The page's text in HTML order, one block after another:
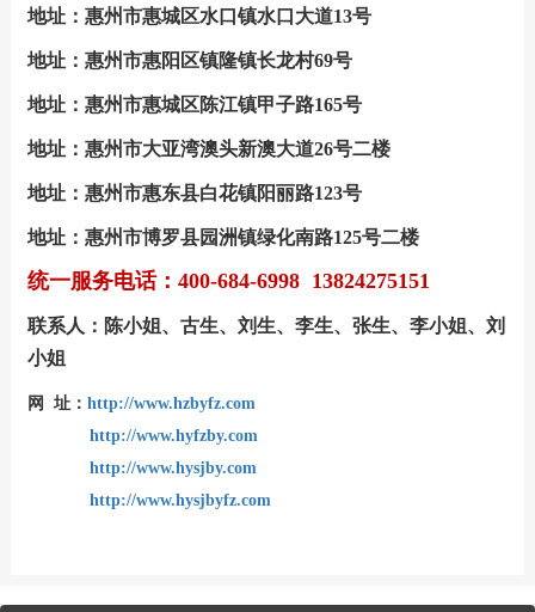
地址：惠州市惠城区水口镇水口大道13号
地址：惠州市惠阳区镇隆镇长龙村69号
地址：惠州市惠城区陈江镇甲子路165号
地址：惠州市大亚湾澳头新澳大道26号二楼
地址：惠州市惠东县白花镇阳丽路123号
地址： 惠州市博罗县园洲镇绿化南路125号二楼
统一服务电话：400-684-6998 13824275151
联系人：陈小姐、古生、刘生、李生、张生、李小姐、刘
小姐
网 址： http://www.hzbyfz.com
http://www.hyfzby.com
http://www.hysjby.com
http://www.hysjbyfz.com